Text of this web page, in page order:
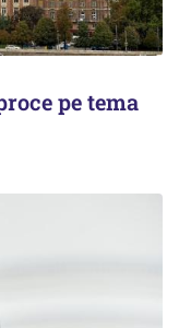
pe tema